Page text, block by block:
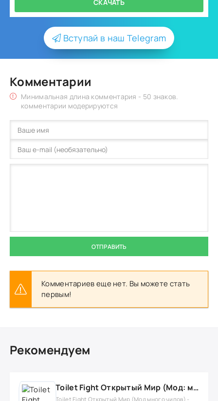
СКАЧАТЬ
Вступай в наш Telegram
Комментарии
Минимальная длина комментария - 50 знаков.
комментарии модерируются
ОТПРАВИТЬ
Комментариев еще нет. Вы можете стать
первым!
Рекомендуем
Toilet Fight Открытый Мир (Мод: много чипов, денег, все открыто, бессмертие, урон, 50+ читов)
Toilet Fight Открытый Мир (Мод много чипов) -